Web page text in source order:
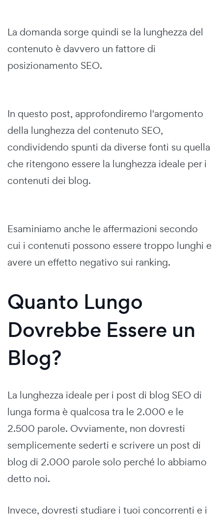
La domanda sorge quindi se la lunghezza del
contenuto è davvero un fattore di
posizionamento SEO.
In questo post, approfondiremo l'argomento
della lunghezza del contenuto SEO,
condividendo spunti da diverse fonti su quella
che ritengono essere la lunghezza ideale per i
contenuti dei blog.
Esaminiamo anche le affermazioni secondo
cui i contenuti possono essere troppo lunghi e
avere un effetto negativo sui ranking.
Quanto Lungo
Dovrebbe Essere un
Blog?
La lunghezza ideale per i post di blog SEO di
lunga forma è qualcosa tra le 2.000 e le
2.500 parole. Ovviamente, non dovresti
semplicemente sederti e scrivere un post di
blog di 2.000 parole solo perché lo abbiamo
detto noi.
Invece, dovresti studiare i tuoi concorrenti e i